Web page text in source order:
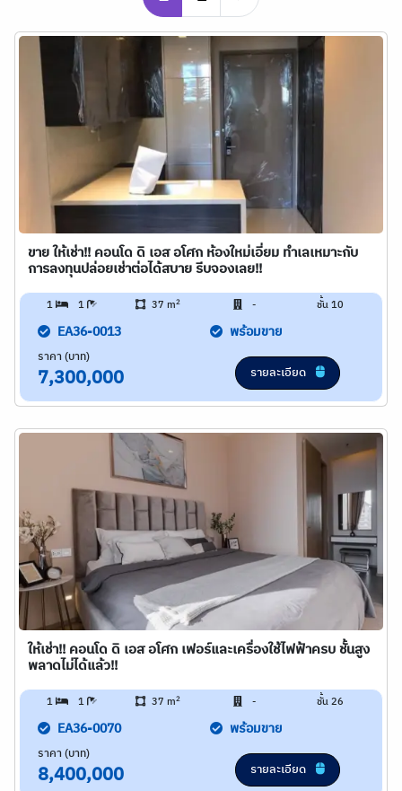
ขาย ให้เช่า!! คอนโด ดิ เอส อโศก ห้องใหม่เอี่ยม ทำเลเหมาะกับ
การลงทุนปล่อยเช่าต่อได้สบาย รีบจองเลย!!
1 1 37 m2 - ชั้น 10
EA36-0013 พร้อมขาย
ราคา (บาท)
7,300,000 รายละเอียด
ให้เช่า!! คอนโด ดิ เอส อโศก เฟอร์และเครื่องใช้ไฟฟ้าครบ ชั้นสูง
พลาดไม่ได้แล้ว!!
1 1 37 m2 - ชั้น 26
EA36-0070 พร้อมขาย
ราคา (บาท)
8,400,000 รายละเอียด